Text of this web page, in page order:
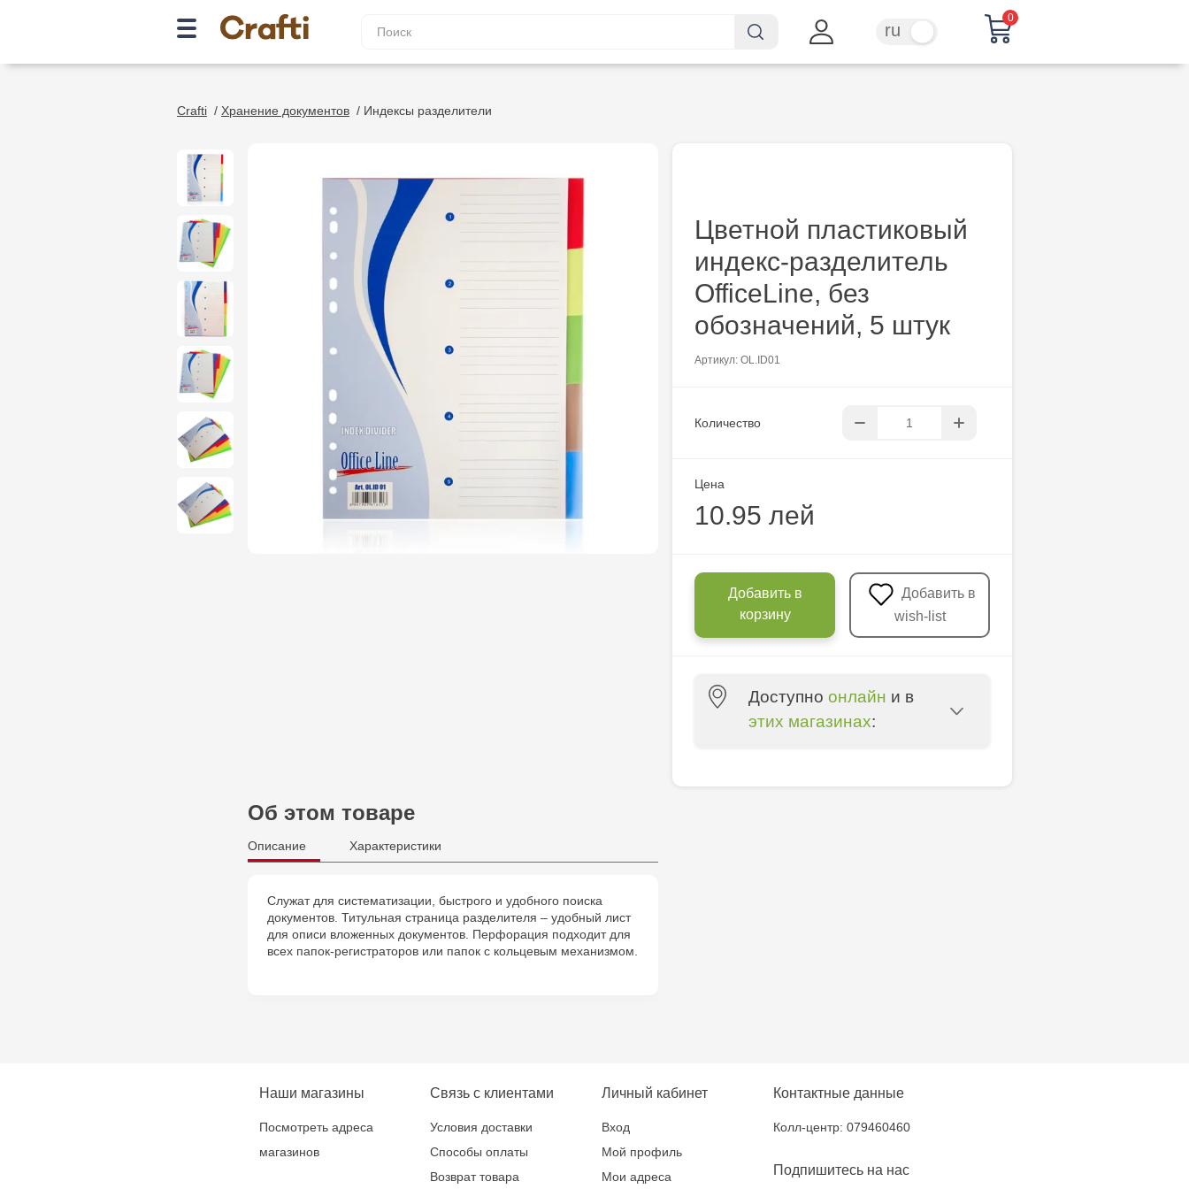
ru
0
Crafti / Хранение документов / Индексы разделители
Цветной пластиковый
индекс-разделитель
OfficeLine, без
обозначений, 5 штук
Артикул: OL.ID01
Количество
Цена
10.95 лей
Добавить в
корзину
wish-list
Доступно онлайн и в
этих магазинах:
10/1
Crafti Bălți - str. Alexandru Cel
Multistore Poșta Veche - str.
Об этом товаре
Описание Характеристики
Служат для систематизации, быстрого и удобного поиска
документов. Титульная страница разделителя – удобный лист
для описи вложенных документов. Перфорация подходит для
всех папок-регистраторов или папок с кольцевым механизмом.
Наши магазины
Посмотреть адреса
магазинов
Связь с клиентами
Условия доставки
Способы оплаты
Возврат товара
Личный кабинет
Вход
Мой профиль
Мои адреса
Контактные данные
Колл-центр: 079460460
Подпишитесь на нас